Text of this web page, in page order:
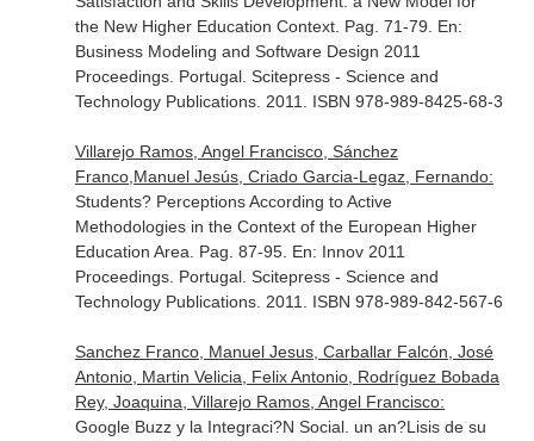
the New Higher Education Context. Pag. 71-79. En:
Business Modeling and Software Design 2011
Proceedings. Portugal. Scitepress - Science and
Technology Publications. 2011. ISBN 978-989-8425-68-3
Villarejo Ramos, Angel Francisco, Sánchez
Franco,Manuel Jesús, Criado Garcia-Legaz, Fernando:
Students? Perceptions According to Active
Methodologies in the Context of the European Higher
Education Area. Pag. 87-95. En: Innov 2011
Proceedings. Portugal. Scitepress - Science and
Technology Publications. 2011. ISBN 978-989-842-567-6
Sanchez Franco, Manuel Jesus, Carballar Falcón, José
Antonio, Martin Velicia, Felix Antonio, Rodríguez Bobada
Rey, Joaquina, Villarejo Ramos, Angel Francisco:
Google Buzz y la Integraci?N Social. un an?Lisis de su